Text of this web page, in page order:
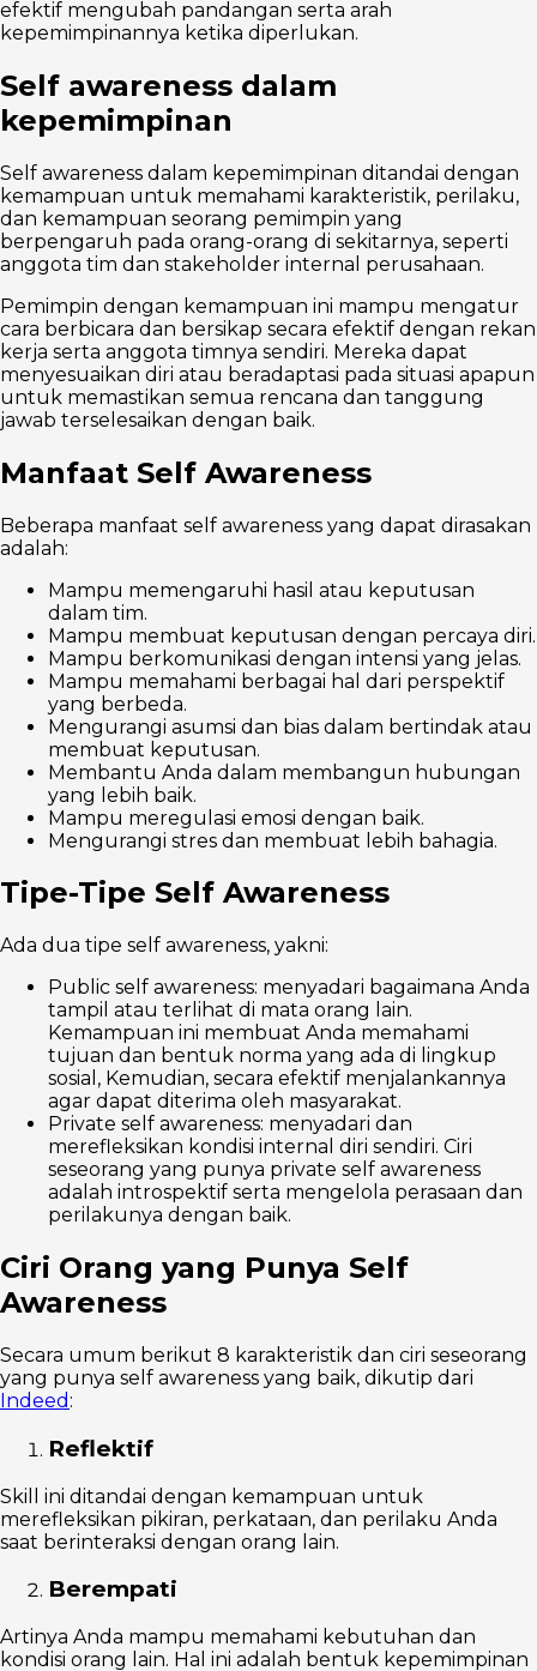
efektif mengubah pandangan serta arah
kepemimpinannya ketika diperlukan.
Self awareness dalam
kepemimpinan
Self awareness dalam kepemimpinan ditandai dengan
kemampuan untuk memahami karakteristik, perilaku,
dan kemampuan seorang pemimpin yang
berpengaruh pada orang-orang di sekitarnya, seperti
anggota tim dan stakeholder internal perusahaan.
Pemimpin dengan kemampuan ini mampu mengatur
cara berbicara dan bersikap secara efektif dengan rekan
kerja serta anggota timnya sendiri. Mereka dapat
menyesuaikan diri atau beradaptasi pada situasi apapun
untuk memastikan semua rencana dan tanggung
jawab terselesaikan dengan baik.
Manfaat Self Awareness
Beberapa manfaat self awareness yang dapat dirasakan
adalah:
Mampu memengaruhi hasil atau keputusan
dalam tim.
Mampu membuat keputusan dengan percaya diri.
Mampu berkomunikasi dengan intensi yang jelas.
Mampu memahami berbagai hal dari perspektif
yang berbeda.
Mengurangi asumsi dan bias dalam bertindak atau
membuat keputusan.
Membantu Anda dalam membangun hubungan
yang lebih baik.
Mampu meregulasi emosi dengan baik.
Mengurangi stres dan membuat lebih bahagia.
Tipe-Tipe Self Awareness
Ada dua tipe self awareness, yakni:
Public self awareness: menyadari bagaimana Anda
tampil atau terlihat di mata orang lain.
Kemampuan ini membuat Anda memahami
tujuan dan bentuk norma yang ada di lingkup
sosial, Kemudian, secara efektif menjalankannya
agar dapat diterima oleh masyarakat.
Private self awareness: menyadari dan
merefleksikan kondisi internal diri sendiri. Ciri
seseorang yang punya private self awareness
adalah introspektif serta mengelola perasaan dan
perilakunya dengan baik.
Ciri Orang yang Punya Self
Awareness
Secara umum berikut 8 karakteristik dan ciri seseorang
yang punya self awareness yang baik, dikutip dari
Indeed :
Reflektif
Skill ini ditandai dengan kemampuan untuk
merefleksikan pikiran, perkataan, dan perilaku Anda
saat berinteraksi dengan orang lain.
Berempati
Artinya Anda mampu memahami kebutuhan dan
kondisi orang lain. Hal ini adalah bentuk kepemimpinan